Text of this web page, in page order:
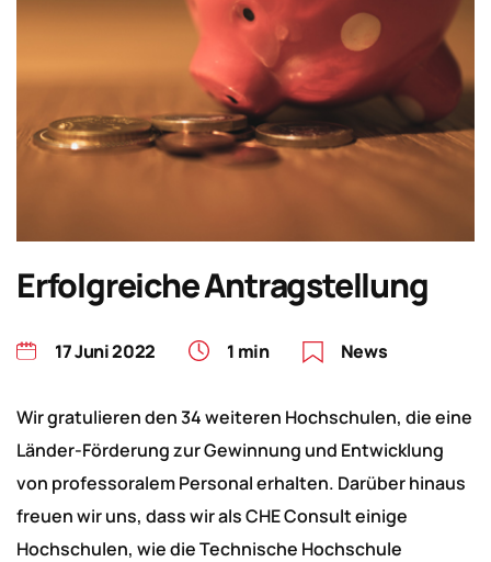
Erfolgreiche Antragstellung
17 Juni 2022 1 min News
Wir gratulieren den 34 weiteren Hochschulen, die eine
Länder-Förderung zur Gewinnung und Entwicklung
von professoralem Personal erhalten. Darüber hinaus
freuen wir uns, dass wir als CHE Consult einige
Hochschulen, wie die Technische Hochschule